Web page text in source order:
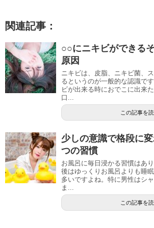
関連記事：
○○にニキビができる
原因
ニキビは、皮脂、ニキビ菌、
るというのが一般的な認識で
ビが出来る時におでこに出来
口...
この記事を
少しの意識で格段に
つの習慣
お風呂に毎日浸かる習慣はあ
後はゆっくりお風呂よりも睡
多いですよね。特に男性はシ
ま...
この記事を